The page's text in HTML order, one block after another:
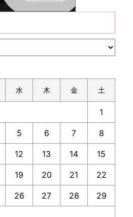
水 木 金 土
1
5 6 7 8
12 13 14 15
19 20 21 22
26 27 28 29